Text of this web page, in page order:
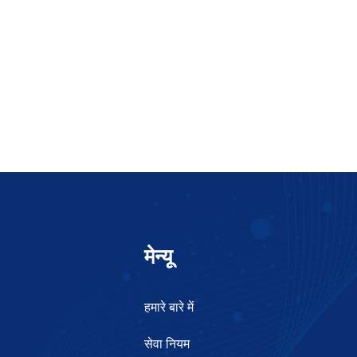
मेन्यू
हमारे बारे में
सेवा नियम